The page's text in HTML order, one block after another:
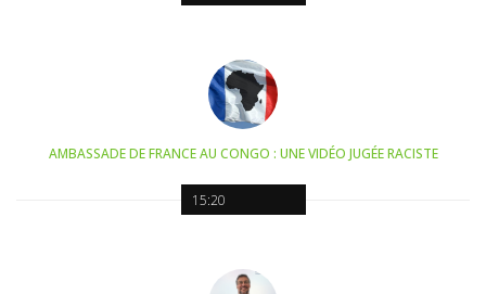
15:20
AMBASSADE DE FRANCE AU CONGO : UNE VIDÉO JUGÉE RACISTE